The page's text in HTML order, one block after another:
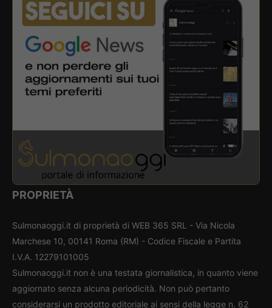
PROPRIETÀ
Sulmonaoggi.it di proprietà di WEB 365 SRL - Via Nicola
Marchese 10, 00141 Roma (RM) - Codice Fiscale e Partita
I.V.A. 12279101005
Sulmonaoggi.it non è una testata giornalistica, in quanto viene
aggiornato senza alcuna periodicità. Non può pertanto
considerarsi un prodotto editoriale ai sensi della legge n. 62